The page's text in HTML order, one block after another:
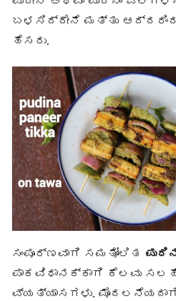
ಬಳಸಿದ್ದೇನೆ ಮತ್ತು
ಹೆಸರು.
ಸಂಪೂರ್ಣವಾಗಿ ಸಮತೋಲಿತ
ಪಾಕವಿಧಾನಕ್ಕಾಗಿ ಕೆಲವು
ವ್ಯತ್ಯಾಸಗಳು.